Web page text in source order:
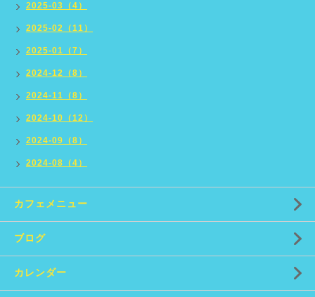
2025-03（4）
2025-02（11）
2025-01（7）
2024-12（8）
2024-11（8）
2024-10（12）
2024-09（8）
2024-08（4）
カフェメニュー
ブログ
カレンダー